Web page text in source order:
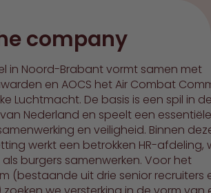
company
in Noord-Brabant vormt samen met
en AOCS het Air Combat
Luchtmacht. De basis is een spil in
Nederland en speelt een
en veiligheid. Binnen
werkt een betrokken HR-afdeling,
burgers samenwerken. Voor het
(bestaande uit drie senior recruiters